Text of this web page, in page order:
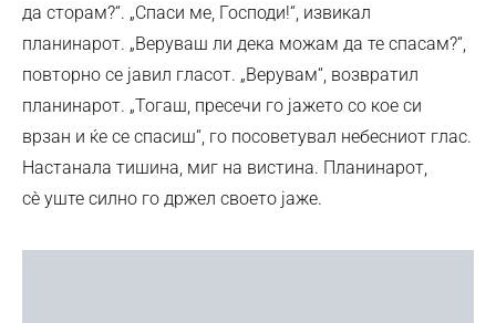
да сторам?“. „Спаси ме, Господи!“, извикал
планинарот. „Веруваш ли дека можам да те спасам?“,
повторно се јавил гласот. „Верувам“, возвратил
планинарот. „Тогаш, пресечи го јажето со кое си
врзан и ќе се спасиш“, го посоветувал небесниот глас.
Настанала тишина, миг на вистина. Планинарот,
сѐ уште силно го држел своето јаже.